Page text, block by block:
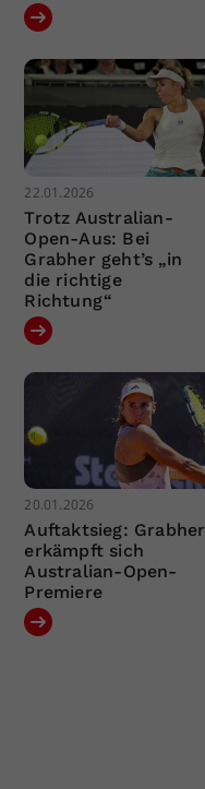
22.01.2026
Trotz Australian-
Open-Aus: Bei
Grabher geht’s „in
die richtige
Richtung“
20.01.2026
Auftaktsieg: Grabher
erkämpft sich
Australian-Open-
Premiere